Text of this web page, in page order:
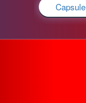
Capsule